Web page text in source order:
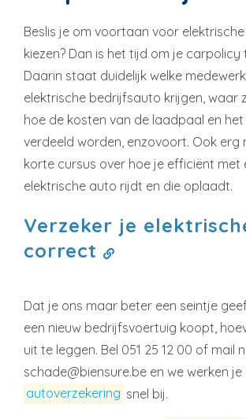
Beslis je om voortaan voor
kiezen? Dan is het tijd om je carpolicy
Daarin staat duidelijk welke
elektrische bedrijfsauto krijgen, waar
hoe de kosten van de laadpaal en het
verdeeld worden, enzovoort. Ook erg
korte cursus over hoe je efficiënt met
elektrische auto rijdt en die oplaadt.
Verzeker je
correct
Dat je ons maar beter een seintje
een nieuw bedrijfsvoertuig koopt,
uit te leggen. Bel 051 25 12 00 of mail
schade@biensure.be en we werken je
autoverzekering snel bij.